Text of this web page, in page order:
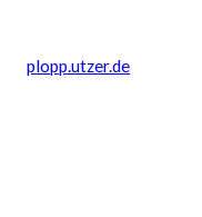
springen
plopp.utzer.de